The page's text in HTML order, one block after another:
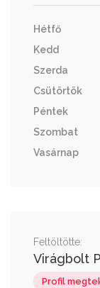
Hétfő
Kedd
Szerda
Csütörtök
Péntek
Szombat
Vasárnap
Feltöltötte:
Virágbolt
Profil